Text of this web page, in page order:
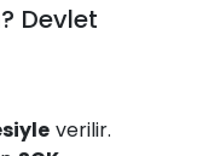
Devlet
verilir.